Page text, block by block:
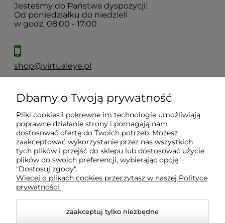
Jesteśmy do Państwa dyspozycji:
Od poniedziałku do niedzieli
w godz. 08:00 - 17:00
shop@virtualeye.pl
Moje konto
Płatności i dostawa
Informacje
O nas
Dbamy o Twoją prywatność
Pliki cookies i pokrewne im technologie umożliwiają
poprawne działanie strony i pomagają nam
dostosować ofertę do Twoich potrzeb. Możesz
zaakceptować wykorzystanie przez nas wszystkich
tych plików i przejść do sklepu lub dostosować użycie
plików do swoich preferencji, wybierając opcję
"Dostosuj zgody".
Więcej o plikach cookies przeczytasz w naszej Polityce
prywatności.
zaakceptuj tylko niezbędne